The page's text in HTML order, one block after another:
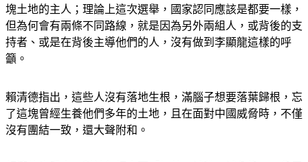
塊土地的主人；理論上這次選舉，國家認同應該是都要一樣，
但為何會有兩條不同路線，就是因為另外兩組人，或背後的支
持者、或是在背後主導他們的人，沒有做到李顯龍這樣的呼
籲。
賴清德指出，這些人沒有落地生根，滿腦子想要落葉歸根，忘
了這塊曾經生養他們多年的土地，且在面對中國威脅時，不僅
沒有團結一致，還大聲附和。